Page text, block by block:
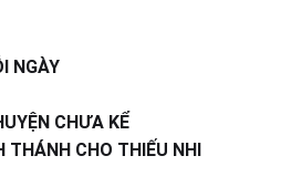
NGÀY
CHƯA KỂ
THÁNH CHO THIẾU NHI